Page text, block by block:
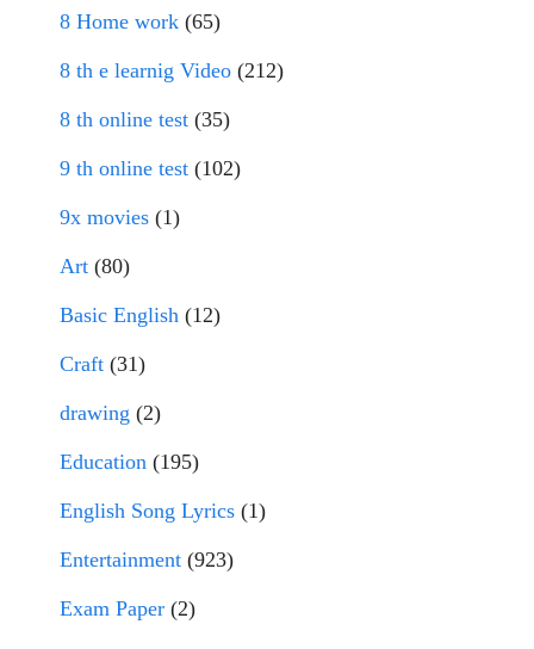
8 Home work (65)
8 th e learnig Video (212)
8 th online test (35)
9 th online test (102)
9x movies (1)
Art (80)
Basic English (12)
Craft (31)
drawing (2)
Education (195)
English Song Lyrics (1)
Entertainment (923)
Exam Paper (2)